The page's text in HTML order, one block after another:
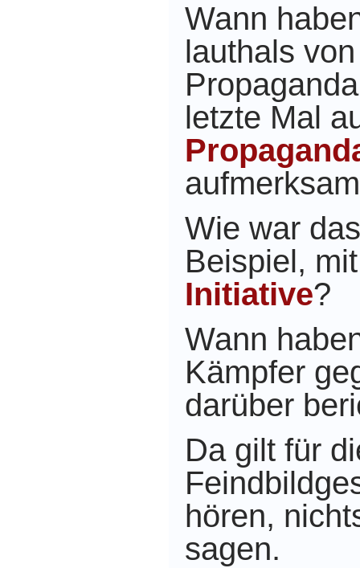
Wann
lauthals
letzte Mal
Wie war
Beispiel,
Initiative?
Wann
Kämpfer
darüber
Da gilt für
hören,
sagen.